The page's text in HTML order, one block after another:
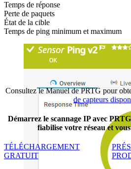
Temps de réponse
Perte de paquets
État de la cible
Temps de ping minimum et maximum
Consultez le Manuel de PRTG pour
de capteurs
Démarrez le scannage IP avec
fiabilise votre réseau et
TÉLÉCHARGEMENT
GRATUIT